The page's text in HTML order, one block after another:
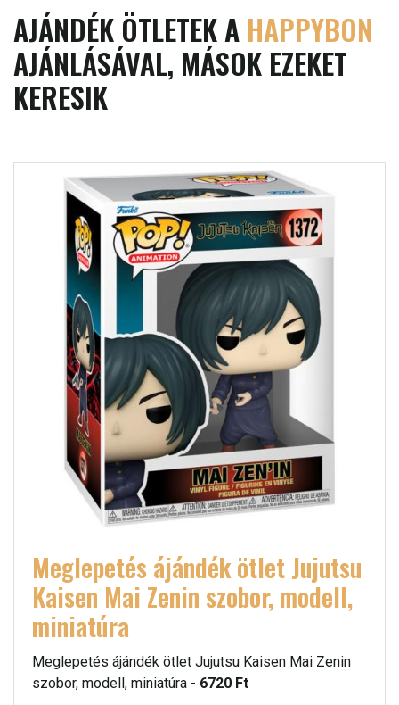
AJÁNDÉK ÖTLETEK A HAPPYBON
AJÁNLÁSÁVAL, MÁSOK EZEKET
KERESIK
Meglepetés ájándék ötlet Jujutsu
Kaisen Mai Zenin szobor, modell,
miniatúra
Meglepetés ájándék ötlet Jujutsu Kaisen Mai Zenin
szobor, modell, miniatúra - 6720 Ft